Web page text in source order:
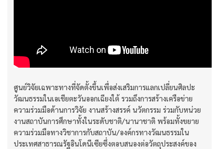
ศูนย์วิจัยเฉพาะทางที่จัดตั้งขึ้นเพื่อส่งเสริมการแลกเปลี่ยนศิลปะ
วัฒนธรรมในเอเชียตะวันออกเฉียงใต้ รวมถึงการสร้างเครือข่าย
ความร่วมมือด้านการวิจัย งานสร้างสรรค์ นวัตกรรม ร่วมกับหน่วย
งานสถาบันการศึกษาทั้งในระดับชาติ/นานาชาติ พร้อมทั้งขยาย
ความร่วมมือทางวิชาการกับสถาบัน/องค์กรทางวัฒนธรรมใน
ประเทศสาธารณรัฐอินโดนีเซียซึ่งตอบสนองต่อวัตถุประสงค์ของ